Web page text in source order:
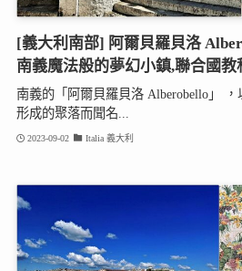
[義大利南部] 阿爾貝羅貝洛
南義魔法般的夢幻小鎮,聯合國
南義的「阿爾貝羅貝洛 Alberobello」
形成的聚落而聞名...
2023-09-02 Italia 義大利